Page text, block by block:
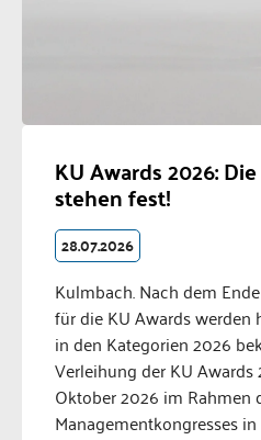
KU Awards 2026:
stehen fest!
28.07.2026
Kulmbach. Nach dem
für die KU Awards
in den Kategorien 2026
Verleihung der KU
Oktober 2026 im Rahmen
Managementkongresses